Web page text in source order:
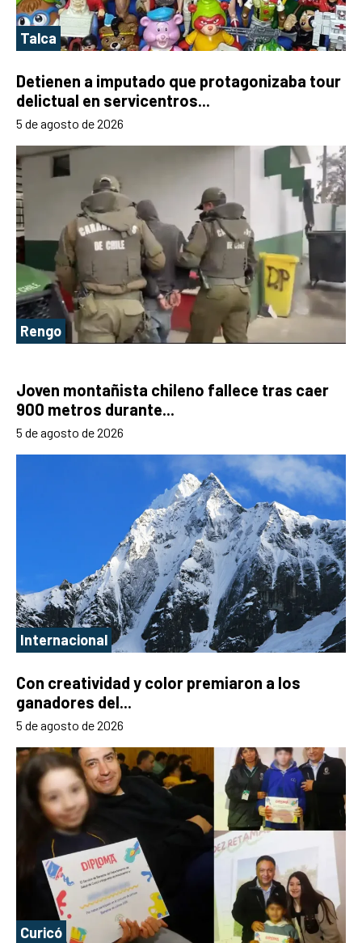
Talca
Detienen a imputado que protagonizaba tour
delictual en servicentros...
5 de agosto de 2026
Rengo
Joven montañista chileno fallece tras caer
900 metros durante...
5 de agosto de 2026
Internacional
Con creatividad y color premiaron a los
ganadores del...
5 de agosto de 2026
Curicó